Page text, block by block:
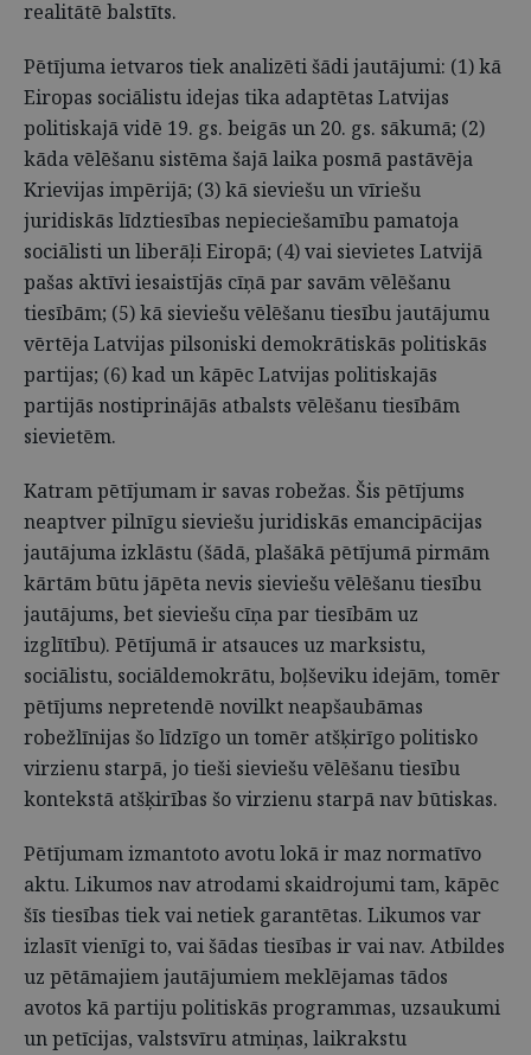
realitātē balstīts.
Pētījuma ietvaros tiek analizēti šādi jautājumi: (1) kā
Eiropas sociālistu idejas tika adaptētas Latvijas
politiskajā vidē 19. gs. beigās un 20. gs. sākumā; (2)
kāda vēlēšanu sistēma šajā laika posmā pastāvēja
Krievijas impērijā; (3) kā sieviešu un vīriešu
juridiskās līdztiesības nepieciešamību pamatoja
sociālisti un liberāļi Eiropā; (4) vai sievietes Latvijā
pašas aktīvi iesaistījās cīņā par savām vēlēšanu
tiesībām; (5) kā sieviešu vēlēšanu tiesību jautājumu
vērtēja Latvijas pilsoniski demokrātiskās politiskās
partijas; (6) kad un kāpēc Latvijas politiskajās
partijās nostiprinājās atbalsts vēlēšanu tiesībām
sievietēm.
Katram pētījumam ir savas robežas. Šis pētījums
neaptver pilnīgu sieviešu juridiskās emancipācijas
jautājuma izklāstu (šādā, plašākā pētījumā pirmām
kārtām būtu jāpēta nevis sieviešu vēlēšanu tiesību
jautājums, bet sieviešu cīņa par tiesībām uz
izglītību). Pētījumā ir atsauces uz marksistu,
sociālistu, sociāldemokrātu, boļševiku idejām, tomēr
pētījums nepretendē novilkt neapšaubāmas
robežlīnijas šo līdzīgo un tomēr atšķirīgo politisko
virzienu starpā, jo tieši sieviešu vēlēšanu tiesību
kontekstā atšķirības šo virzienu starpā nav būtiskas.
Pētījumam izmantoto avotu lokā ir maz normatīvo
aktu. Likumos nav atrodami skaidrojumi tam, kāpēc
šīs tiesības tiek vai netiek garantētas. Likumos var
izlasīt vienīgi to, vai šādas tiesības ir vai nav. Atbildes
uz pētāmajiem jautājumiem meklējamas tādos
avotos kā partiju politiskās programmas, uzsaukumi
un petīcijas, valstsvīru atmiņas, laikrakstu